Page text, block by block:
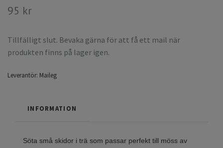
95 kr
Tillfälligt slut. Bevaka gärna för att få ett mail när
produkten finns på lager igen.
Leverantör: Maileg
INFORMATION
Söta små skidor i trä som passar perfekt till möss av